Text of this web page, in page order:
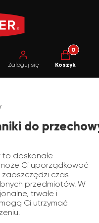
Zaloguj się
Produkty
Koszyk
do
to doskonałe
Ci uporządkować
czas
przedmiotów. W
trwałe i
Ci utrzymać